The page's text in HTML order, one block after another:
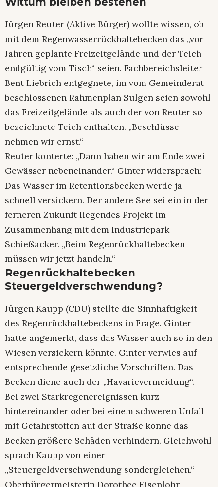
Jürgen Reuter (Aktive Bürger) wollte wissen, ob
mit dem Regenwasserrückhaltebecken das „vor
Jahren geplante Freizeitgelände und der Teich
endgültig vom Tisch“ seien. Fachbereichsleiter
Bent Liebrich entgegnete, im vom Gemeinderat
beschlossenen Rahmenplan Sulgen seien sowohl
das Freizeitgelände als auch der von Reuter so
bezeichnete Teich enthalten. „Beschlüsse
nehmen wir ernst.“
Reuter konterte: „Dann haben wir am Ende zwei
Gewässer nebeneinander.“ Ginter widersprach:
Das Wasser im Retentionsbecken werde ja
schnell versickern. Der andere See sei ein in der
ferneren Zukunft liegendes Projekt im
Zusammenhang mit dem Industriepark
Schießacker. „Beim Regenrückhaltebecken
müssen wir jetzt handeln.“
Regenrückhaltebecken
Steuergeldverschwendung?
Jürgen Kaupp (CDU) stellte die Sinnhaftigkeit
des Regenrückhaltebeckens in Frage. Ginter
hatte angemerkt, dass das Wasser auch so in den
Wiesen versickern könnte. Ginter verwies auf
entsprechende gesetzliche Vorschriften. Das
Becken diene auch der „Havarievermeidung“.
Bei zwei Starkregenereignissen kurz
hintereinander oder bei einem schweren Unfall
mit Gefahrstoffen auf der Straße könne das
Becken größere Schäden verhindern. Gleichwohl
sprach Kaupp von einer
„Steuergeldverschwendung sondergleichen.“
Oberbürgermeisterin Dorothee Eisenlohr